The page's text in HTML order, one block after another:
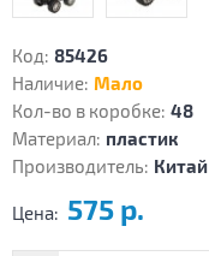
Код: 85426
Наличие: Мало
Кол-во в коробке: 48
Материал: пластик
Производитель: Китай
Цена: 575 р.